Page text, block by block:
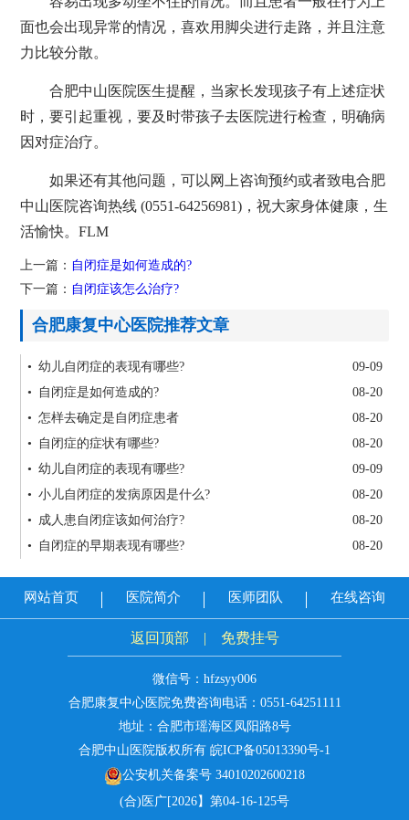
面也会出现异常的情况，喜欢用脚尖进行走路，并且注意
力比较分散。
合肥中山医院医生提醒，当家长发现孩子有上述症状
时，要引起重视，要及时带孩子去医院进行检查，明确病
因对症治疗。
如果还有其他问题，可以网上咨询预约或者致电合肥
中山医院咨询热线 (0551-64256981)，祝大家身体健康，生
活愉快。FLM
上一篇： 自闭症是如何造成的?
下一篇： 自闭症该怎么治疗?
合肥康复中心医院推荐文章
09-09
• 幼儿自闭症的表现有哪些?
08-20
• 自闭症是如何造成的?
08-20
• 怎样去确定是自闭症患者
08-20
• 自闭症的症状有哪些?
09-09
• 幼儿自闭症的表现有哪些?
08-20
• 小儿自闭症的发病原因是什么?
08-20
• 成人患自闭症该如何治疗?
08-20
• 自闭症的早期表现有哪些?
网站首页 医院简介 医师团队 在线咨询
返回顶部 | 免费挂号
微信号：hfzsyy006
合肥康复中心医院免费咨询电话： 0551-64251111
地址：合肥市瑶海区凤阳路8号
合肥中山医院版权所有 皖ICP备05013390号-1
公安机关备案号 34010202600218
(合)医广[2026】第04-16-125号